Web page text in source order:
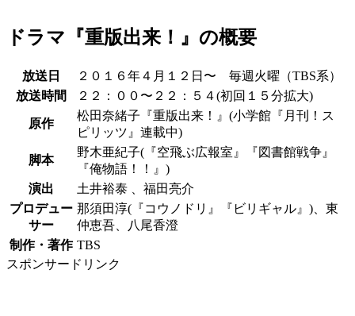
ドラマ『重版出来！』の概要
放送日
２０１６年４月１２日〜 毎週火曜（TBS系）
放送時間
２２：００〜２２：５４(初回１５分拡大)
原作
松田奈緒子『重版出来！』(小学館『月刊！ス
ピリッツ』連載中)
脚本
野木亜紀子(『空飛ぶ広報室』『図書館戦争』
『俺物語！！』)
演出
土井裕泰 、福田亮介
プロデュー
サー
那須田淳(『コウノドリ』『ビリギャル』)、東
仲恵吾、八尾香澄
制作・著作 TBS
スポンサードリンク